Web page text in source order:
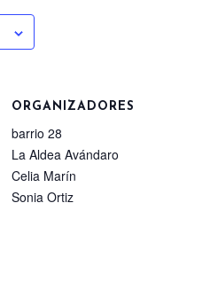
ORGANIZADORES
barrio 28
La Aldea Avándaro
Celia Marín
Sonia Ortiz